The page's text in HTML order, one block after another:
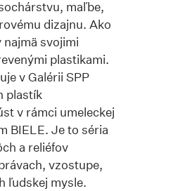
maľbe,
dizajnu. Ako
najmä svojimi
plastikami.
v Galérii SPP
plastík
v rámci umeleckej
BIELE. Je to séria
a reliéfov
vzostupe,
ľudskej mysle.